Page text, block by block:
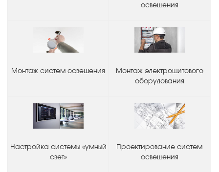
освещения
Монтаж систем освещения
Монтаж электрощитового
оборудования
Настройка системы «умный
свет»
Проектирование систем
освещения